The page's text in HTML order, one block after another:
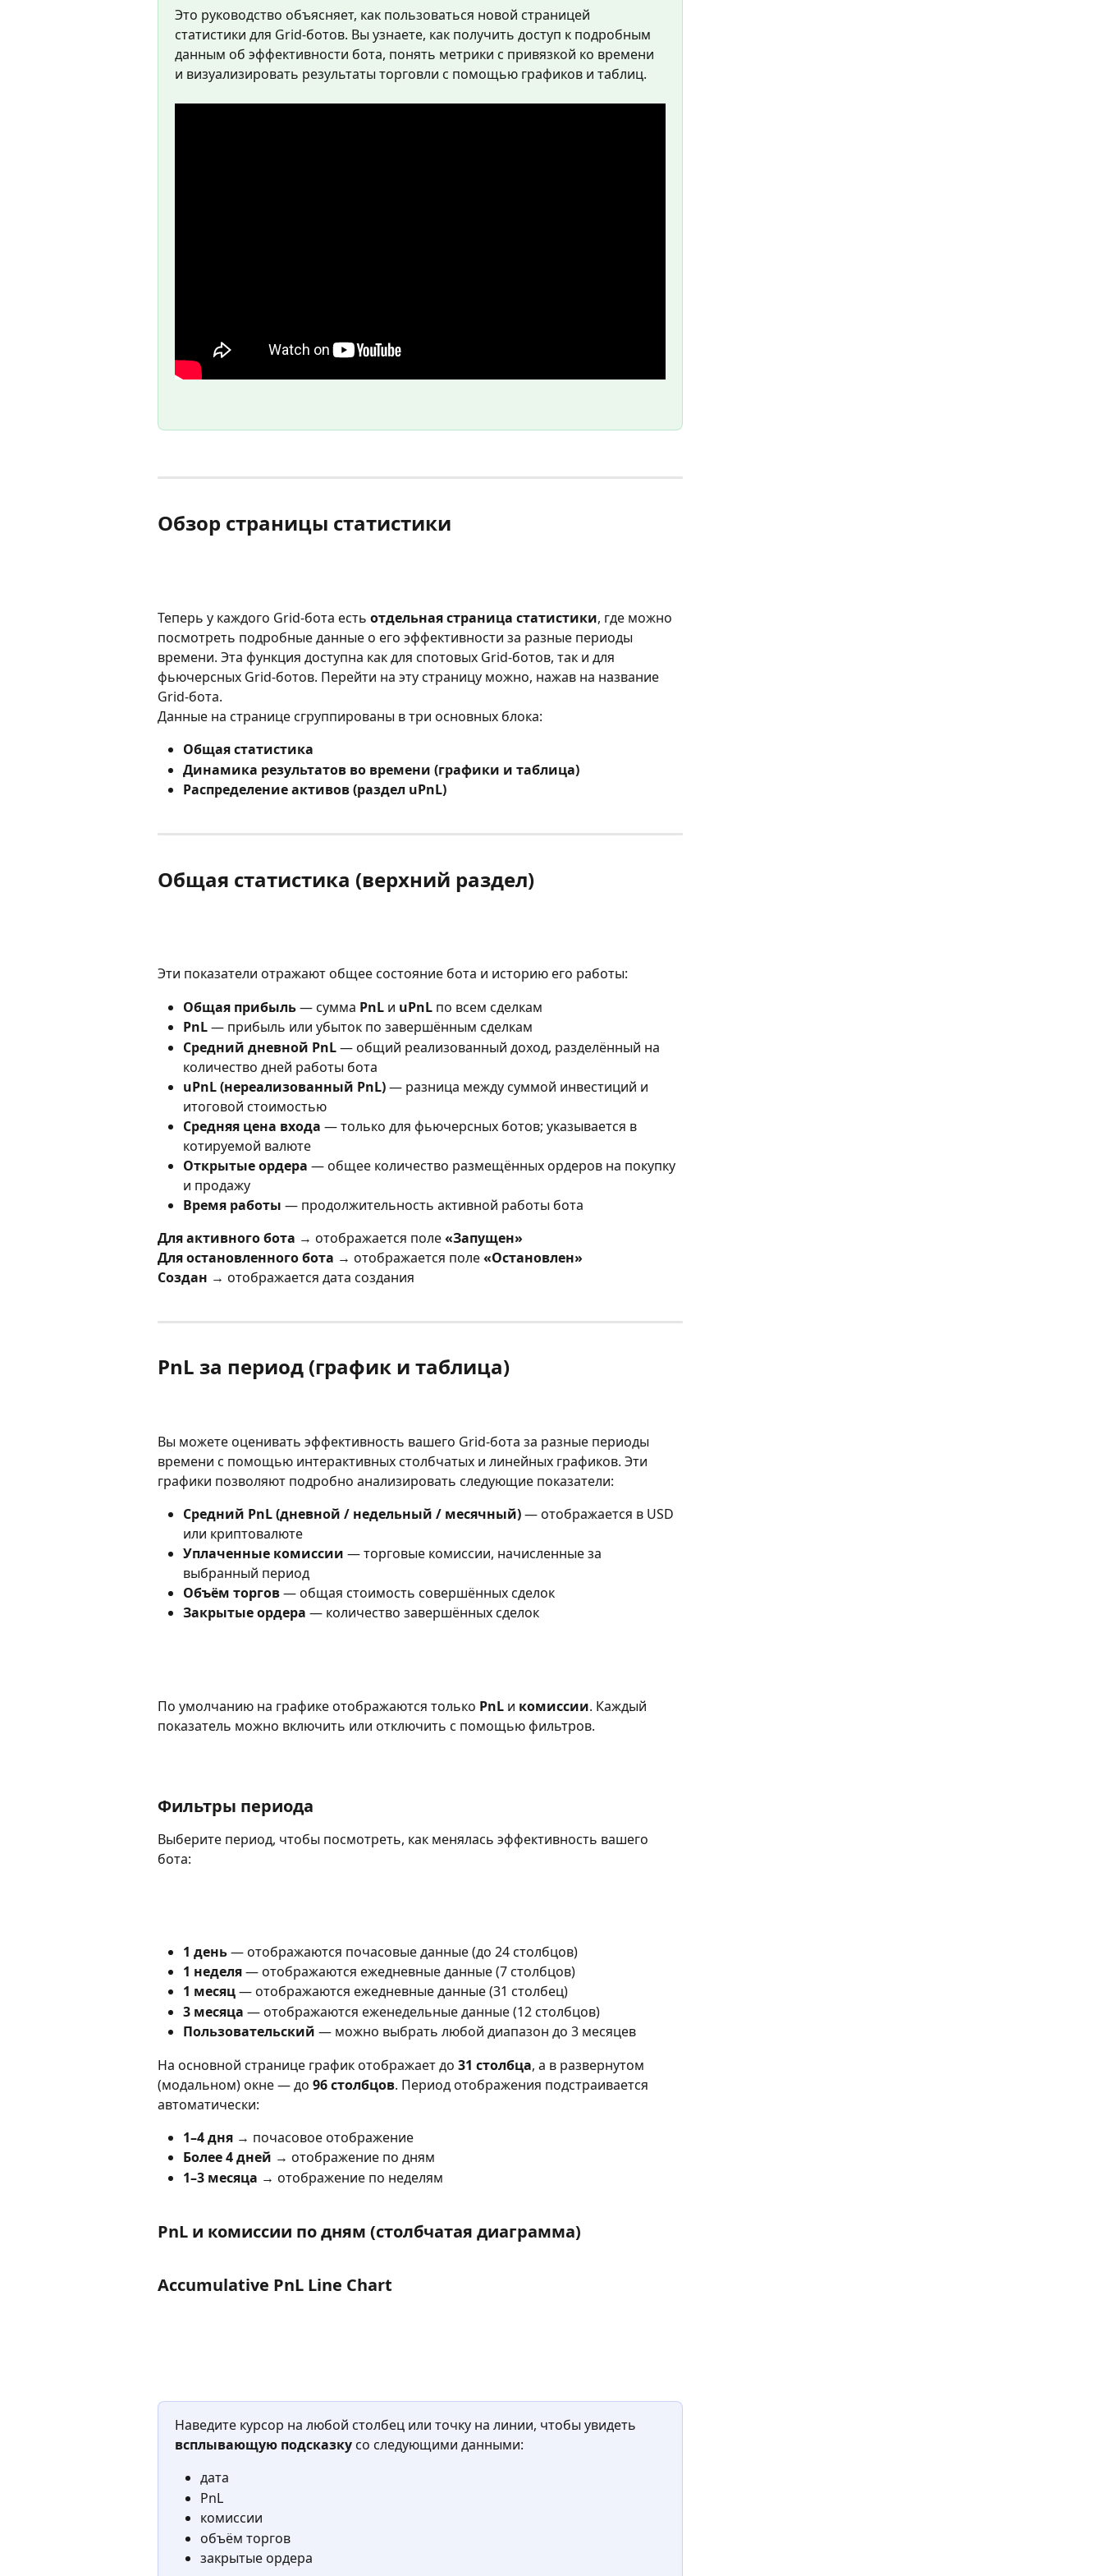
Это руководство объясняет, как пользоваться новой страницей
статистики для Grid-ботов. Вы узнаете, как получить доступ к подробным
данным об эффективности бота, понять метрики с привязкой ко времени
и визуализировать результаты торговли с помощью графиков и таблиц.
Обзор страницы статистики
Теперь у каждого Grid-бота есть отдельная страница статистики, где можно
посмотреть подробные данные о его эффективности за разные периоды
времени. Эта функция доступна как для спотовых Grid-ботов, так и для
фьючерсных Grid-ботов. Перейти на эту страницу можно, нажав на название
Grid-бота.
Данные на странице сгруппированы в три основных блока:
Общая статистика
Динамика результатов во времени (графики и таблица)
Распределение активов (раздел uPnL)
Общая статистика (верхний раздел)
Эти показатели отражают общее состояние бота и историю его работы:
Общая прибыль — сумма PnL и uPnL по всем сделкам
PnL — прибыль или убыток по завершённым сделкам
Средний дневной PnL — общий реализованный доход, разделённый на
количество дней работы бота
uPnL (нереализованный PnL) — разница между суммой инвестиций и
итоговой стоимостью
Средняя цена входа — только для фьючерсных ботов; указывается в
котируемой валюте
Открытые ордера — общее количество размещённых ордеров на покупку
и продажу
Время работы — продолжительность активной работы бота
Для активного бота → отображается поле «Запущен»
Для остановленного бота → отображается поле «Остановлен»
Создан → отображается дата создания
PnL за период (график и таблица)
Вы можете оценивать эффективность вашего Grid-бота за разные периоды
времени с помощью интерактивных столбчатых и линейных графиков. Эти
графики позволяют подробно анализировать следующие показатели:
Средний PnL (дневной / недельный / месячный) — отображается в USD
или криптовалюте
Уплаченные комиссии — торговые комиссии, начисленные за
выбранный период
Объём торгов — общая стоимость совершённых сделок
Закрытые ордера — количество завершённых сделок
По умолчанию на графике отображаются только PnL и комиссии. Каждый
показатель можно включить или отключить с помощью фильтров.
Фильтры периода
Выберите период, чтобы посмотреть, как менялась эффективность вашего
бота:
1 день — отображаются почасовые данные (до 24 столбцов)
1 неделя — отображаются ежедневные данные (7 столбцов)
1 месяц — отображаются ежедневные данные (31 столбец)
3 месяца — отображаются еженедельные данные (12 столбцов)
Пользовательский — можно выбрать любой диапазон до 3 месяцев
На основной странице график отображает до 31 столбца, а в развернутом
(модальном) окне — до 96 столбцов. Период отображения подстраивается
автоматически:
1–4 дня → почасовое отображение
Более 4 дней → отображение по дням
1–3 месяца → отображение по неделям
PnL и комиссии по дням (столбчатая диаграмма)
Accumulative PnL Line Chart
Наведите курсор на любой столбец или точку на линии, чтобы увидеть
всплывающую подсказку со следующими данными:
дата
PnL
комиссии
объём торгов
закрытые ордера